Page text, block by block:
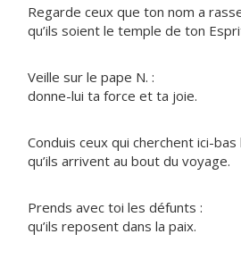
Regarde ceux que ton nom a
qu’ils soient le temple de ton
Veille sur le pape N. :
donne-lui ta force et ta joie.
Conduis ceux qui cherchent ici-bas
qu’ils arrivent au bout du voyage.
Prends avec toi les défunts :
qu’ils reposent dans la paix.